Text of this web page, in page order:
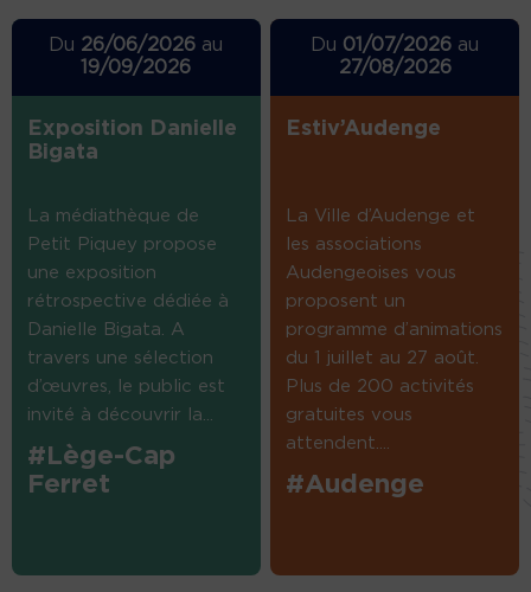
Du 26/06/2026 au
19/09/2026
Exposition Danielle
Bigata
La médiathèque de
Petit Piquey propose
une exposition
rétrospective dédiée à
Danielle Bigata. A
travers une sélection
d’œuvres, le public est
invité à découvrir la...
#Lège-Cap
Ferret
Du 01/07/2026 au
27/08/2026
Estiv’Audenge
La Ville d’Audenge et
les associations
Audengeoises vous
proposent un
programme d’animations
du 1 juillet au 27 août.
Plus de 200 activités
gratuites vous
attendent....
#Audenge